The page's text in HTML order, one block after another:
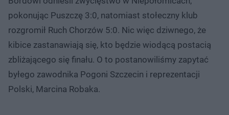
pokonując Puszczę 3:0, natomiast stołeczny klub
rozgromił Ruch Chorzów 5:0. Nic więc dziwnego, że
kibice zastanawiają się, kto będzie wiodącą postacią
zbliżającego się finału. O to postanowiliśmy zapytać
byłego zawodnika Pogoni Szczecin i reprezentacji
Polski, Marcina Robaka.